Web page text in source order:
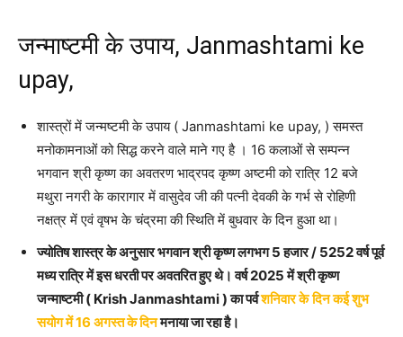
जन्माष्टमी के उपाय, Janmashtami ke
upay,
शास्त्रों में जन्मष्टमी के उपाय ( Janmashtami ke upay, ) समस्त
मनोकामनाओं को सिद्ध करने वाले माने गए है । 16 कलाओं से सम्पन्न
भगवान श्री कृष्ण का अवतरण भाद्रपद कृष्ण अष्टमी को रात्रि 12 बजे
मथुरा नगरी के कारागार में वासुदेव जी की पत्नी देवकी के गर्भ से रोहिणी
नक्षत्र में एवं वृषभ के चंद्रमा की स्थिति में बुधवार के दिन हुआ था।
ज्योतिष शास्त्र के अनुसार भगवान श्री कृष्ण लगभग 5 हजार / 5252 वर्ष पूर्व
मध्य रात्रि में इस धरती पर अवतरित हुए थे। वर्ष 2025 में श्री कृष्ण
जन्माष्टमी ( Krish Janmashtami ) का पर्वशनिवारके दिन कई शुभ
सयोग में 16 अगस्त के दिनमनाया जा रहा है।